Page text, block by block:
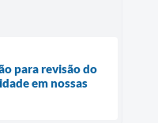
para revisão do
em nossas